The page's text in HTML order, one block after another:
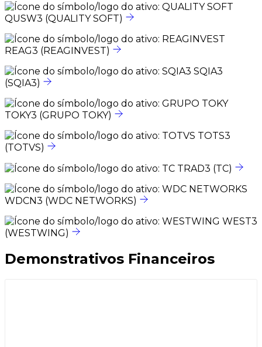
QUSW3 (QUALITY SOFT)
REAG3 (REAGINVEST)
SQIA3
(SQIA3)
TOKY3 (GRUPO TOKY)
TOTS3
(TOTVS)
TRAD3 (TC)
WDCN3 (WDC NETWORKS)
WEST3
(WESTWING)
Demonstrativos Financeiros